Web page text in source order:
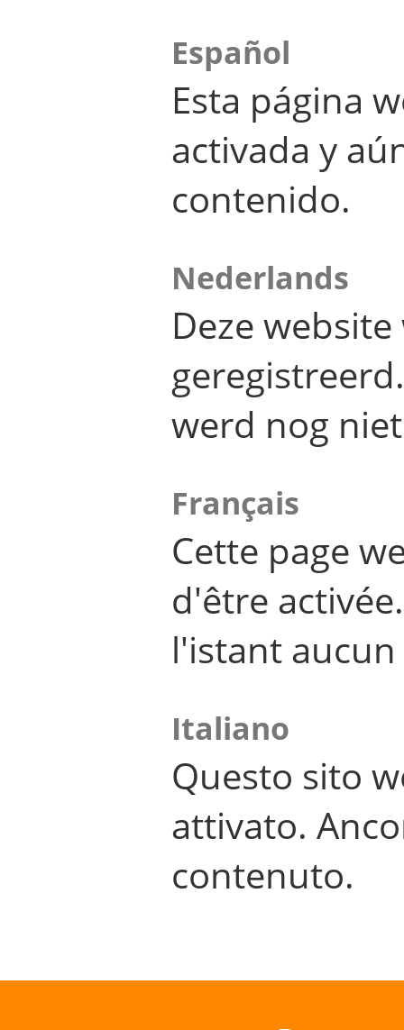
Español
Esta página
activada y
contenido.
Nederlands
Deze
werd nog
Français
Cette page
d'être
l'istant
Italiano
Questo sito
attivato.
contenuto.